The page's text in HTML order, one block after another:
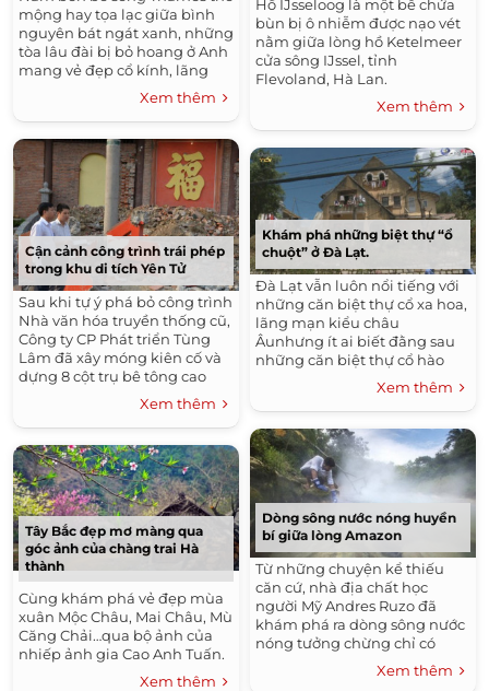
mộng hay tọa lạc giữa bình
nguyên bát ngát xanh, những
tòa lâu đài bị bỏ hoang ở Anh
mang vẻ đẹp cổ kính, lãng
Xem thêm
Cận cảnh công trình trái phép
trong khu di tích Yên Tử
Sau khi tự ý phá bỏ công trình
Nhà văn hóa truyền thống cũ,
Công ty CP Phát triển Tùng
Lâm đã xây móng kiên cố và
dựng 8 cột trụ bê tông cao
hơn 2m trong khu vực nhà ga
Cáp treo 1 – khu di tích Yên Tử
(Quảng Ninh).
Xem thêm
Tây Bắc đẹp mơ màng qua
góc ảnh của chàng trai Hà
thành
Cùng khám phá vẻ đẹp mùa
xuân Mộc Châu, Mai Châu, Mù
Căng Chải…qua bộ ảnh của
nhiếp ảnh gia Cao Anh Tuấn.
Xem thêm
Hồ IJsseloog là một bể chứa
bùn bị ô nhiễm được nạo vét
nằm giữa lòng hồ Ketelmeer
cửa sông IJssel, tỉnh
Flevoland, Hà Lan.
Xem thêm
Khám phá những biệt thự “ổ
chuột” ở Đà Lạt.
Đà Lạt vẫn luôn nổi tiếng với
những căn biệt thự cổ xa hoa,
lãng mạn kiểu châu
Âunhưng ít ai biết đằng sau
những căn biệt thự cổ hào
nhoáng đólà cả một nỗi niềm
của những người dân sống
trong những ngôi biệt thự cổ
này.
Xem thêm
Dòng sông nước nóng huyền
bí giữa lòng Amazon
Từ những chuyện kể thiếu
căn cứ, nhà địa chất học
người Mỹ Andres Ruzo đã
khám phá ra dòng sông nước
nóng tưởng chừng chỉ có
trong truyền thuyết giữa lòng
rừng rậm Amazon.
Xem thêm